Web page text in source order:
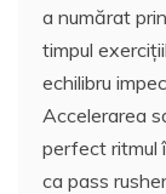
a numărat
timpul
echilibru
Accelerarea
perfect ritmul
ca pass